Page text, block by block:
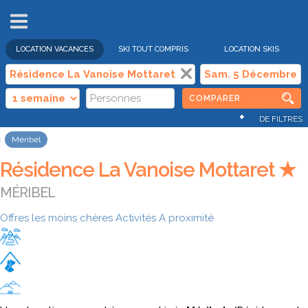
LOCATION VACANCES SKI TOUT COMPRIS LOCATION SKIS
COMPARER
+ DE FILTRES
Méribel
Résidence La Vanoise Mottaret ★
MÉRIBEL
Offres les moins chères Activités A proximité